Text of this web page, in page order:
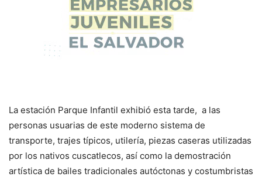
La estación Parque Infantil exhibió esta tarde, a las
personas usuarias de este moderno sistema de
transporte, trajes típicos, utilería, piezas caseras utilizadas
por los nativos cuscatlecos, así como la demostración
artística de bailes tradicionales autóctonas y costumbristas